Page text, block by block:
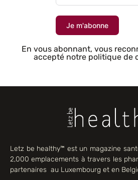
Je m'abonne
En vous abonnant, vous
accepté notre politique de
Letz be healthy™ est un magazine
2,000 emplacements à travers les
partenaires au Luxembourg et en